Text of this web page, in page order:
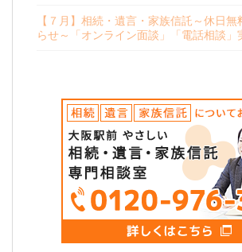
【７月】相続・遺言・家族信託～休日
らせ～「オンライン面談」「電話相談」